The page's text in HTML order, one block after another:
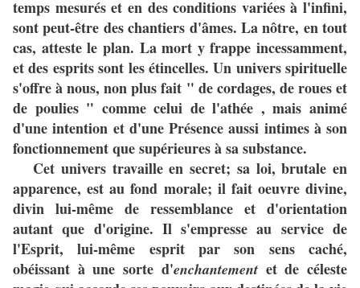
temps mesurés et en des conditions variées à l'infini,
sont peut-être des chantiers d'âmes. La nôtre, en tout
cas, atteste le plan. La mort y frappe incessamment,
et des esprits sont les étincelles. Un univers spirituelle
s'offre à nous, non plus fait " de cordages, de roues et
de poulies " comme celui de l'athée , mais animé
d'une intention et d'une Présence aussi intimes à son
fonctionnement que supérieures à sa substance.
Cet univers travaille en secret; sa loi, brutale en
apparence, est au fond morale; il fait oeuvre divine,
divin lui-même de ressemblance et d'orientation
autant que d'origine. Il s'empresse au service de
l'Esprit, lui-même esprit par son sens caché,
obéissant à une sorte d'enchantementet de céleste